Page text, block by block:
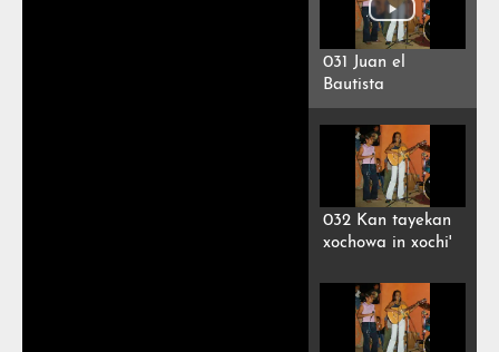
031 Juan el
Bautista
032 Kan tayekan
xochowa in xochi'